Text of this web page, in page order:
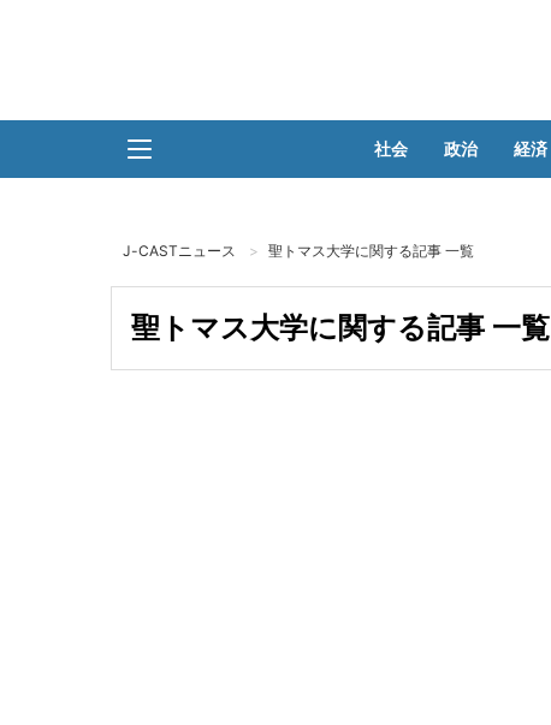
社会 政治 経済
J-CASTニュース 聖トマス大学に関する記事 一覧
聖トマス大学に関する記事 一覧